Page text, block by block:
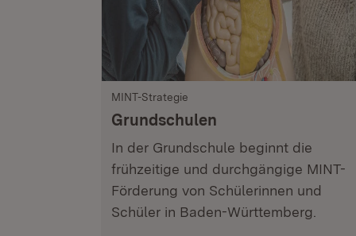
MINT-Strategie
Grundschulen
In der Grundschule beginnt die
frühzeitige und durchgängige MINT-
Förderung von Schülerinnen und
Schüler in Baden-Württemberg.